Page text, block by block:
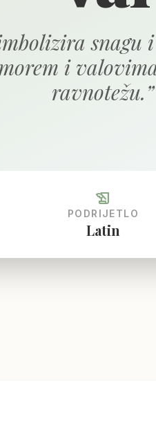
snagu
i
ravnotežu.”
history_edu
PODRIJETLO
Latin